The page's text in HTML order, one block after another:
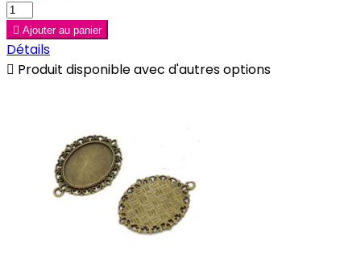
 Ajouter au panier
Détails
 Produit disponible avec d'autres options